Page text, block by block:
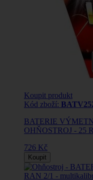
Koupit produkt
Kód zboží:
BATERIE
OHŇOSTROJ - 25
726 Kč
Koupit